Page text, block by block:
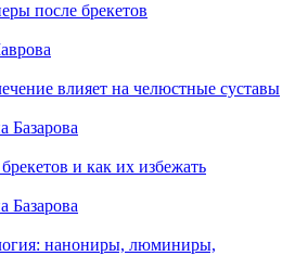
после брекетов
влияет на челюстные суставы
Базарова
и как их избежать
Базарова
нанониры, люминиры,